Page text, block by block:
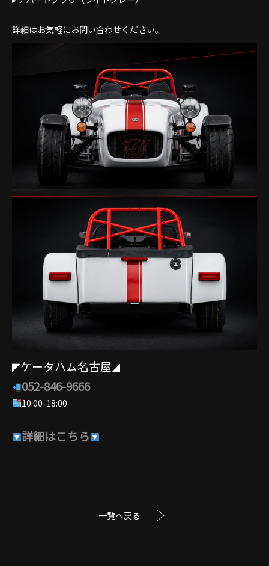
詳細はお気軽にお問い合わせください。
◤ケータハム名古屋 ◢
052-846-9666
10:00-18:00
詳細はこちら
一覧へ戻る